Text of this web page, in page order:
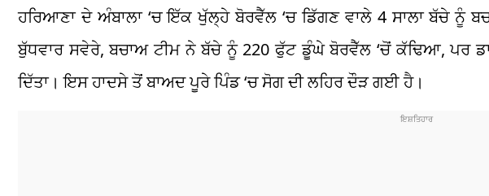
ਹਰਿਆਣਾ ਦੇ ਅੰਬਾਲਾ ‘ਚ ਇੱਕ ਖੁੱਲ੍ਹੇ ਬੋਰਵੈੱਲ ‘ਚ ਡਿੱਗਣ ਵਾਲੇ 4 ਸਾਲਾ ਬੱਚੇ ਨੂੰ
ਬੁੱਧਵਾਰ ਸਵੇਰੇ, ਬਚਾਅ ਟੀਮ ਨੇ ਬੱਚੇ ਨੂੰ 220 ਫੁੱਟ ਡੂੰਘੇ ਬੋਰਵੈੱਲ ‘ਚੋਂ ਕੱਢਿਆ, ਪਰ
ਦਿੱਤਾ। ਇਸ ਹਾਦਸੇ ਤੋਂ ਬਾਅਦ ਪੂਰੇ ਪਿੰਡ ‘ਚ ਸੋਗ ਦੀ ਲਹਿਰ ਦੌੜ ਗਈ ਹੈ।